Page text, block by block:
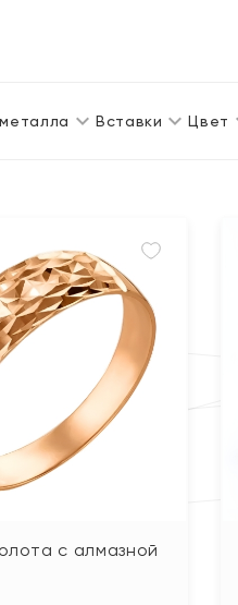
Вставки Цвет
с алмазной